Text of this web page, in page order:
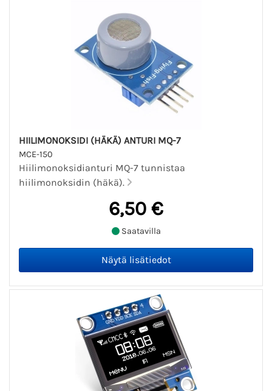
HIILIMONOKSIDI (HÄKÄ) ANTURI MQ-7
MCE-150
Hiilimonoksidianturi MQ-7 tunnistaa
hiilimonoksidin (häkä).
6,50 €
Saatavilla